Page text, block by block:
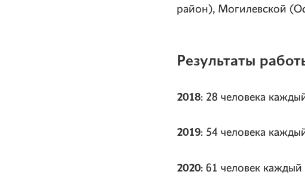
район), Могилевской
Результаты
2018: 28 человека
2019: 54 человека
2020: 61 человек